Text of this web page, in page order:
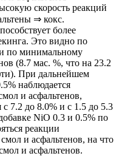
скорость реакций
⇒ кокс.
более
Это видно по
по минимальному
(8.7 мас. %, что на 23.2
При дальнейшем
наблюдается
и асфальтенов,
7.2 до 8.0% и с 1.5 до 5.3
NiO 0.3 и 0.5% по
реакции
и асфальтенов, на что
и асфальтенов.